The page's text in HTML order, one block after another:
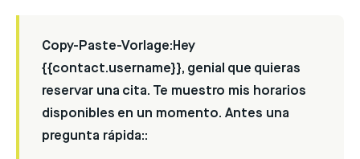
Copy-Paste-Vorlage:Hey
{{contact.username}}, genial que quieras
reservar una cita. Te muestro mis horarios
disponibles en un momento. Antes una
pregunta rápida::